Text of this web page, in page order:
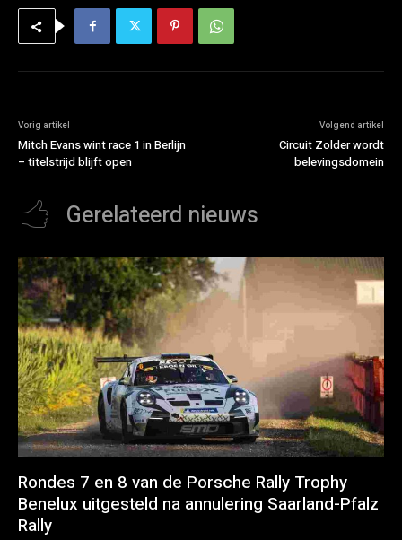
Vorig artikel
Mitch Evans wint race 1 in Berlijn
– titelstrijd blijft open
Volgend artikel
Circuit Zolder wordt
belevingsdomein
Gerelateerd nieuws
Rondes 7 en 8 van de Porsche Rally Trophy
Benelux uitgesteld na annulering Saarland-Pfalz
Rally